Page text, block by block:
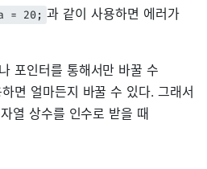
= 20; 과 같이 사용하면 에러가
포인터를 통해서만 바꿀 수
면 얼마든지 바꿀 수 있다. 그래서
열 상수를 인수로 받을 때